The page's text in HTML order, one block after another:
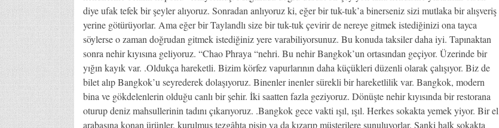
diye ufak tefek bir şeyler alıyoruz. Sonradan anlıyoruz ki, eğer bir tuk-tuk’a binerseniz sizi mutlaka bir alışveriş
yerine götürüyorlar. Ama eğer bir Taylandlı size bir tuk-tuk çevirir de nereye gitmek istediğinizi ona tayca
söylerse o zaman doğrudan gitmek istediğiniz yere varabiliyorsunuz. Bu konuda taksiler daha iyi. Tapınaktan
sonra nehir kıyısına geliyoruz. “Chao Phraya “nehri. Bu nehir Bangkok’un ortasından geçiyor. Üzerinde bir
yığın kayık var. .Oldukça hareketli. Bizim körfez vapurlarının daha küçükleri düzenli olarak çalışıyor. Biz de
bilet alıp Bangkok’u seyrederek dolaşıyoruz. Binenler inenler sürekli bir hareketlilik var. Bangkok, modern
bina ve gökdelenlerin olduğu canlı bir şehir. İki saatten fazla geziyoruz. Dönüşte nehir kıyısında bir restorana
oturup deniz mahsullerinin tadını çıkarıyoruz. .Bangkok gece vakti ışıl, ışıl. Herkes sokakta yemek yiyor. Bir el
arabasına konan ürünler, kurulmuş tezgâhta pişip ya da kızarıp müşterilere sunuluyorlar. Sanki halk sokakta